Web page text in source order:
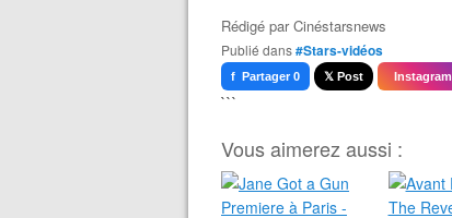
Rédigé parCinéstarsnews
Publié dans#Stars-vidéos
f Partager 0 𝕏 Post Instagram
```
Vous aimerez aussi :